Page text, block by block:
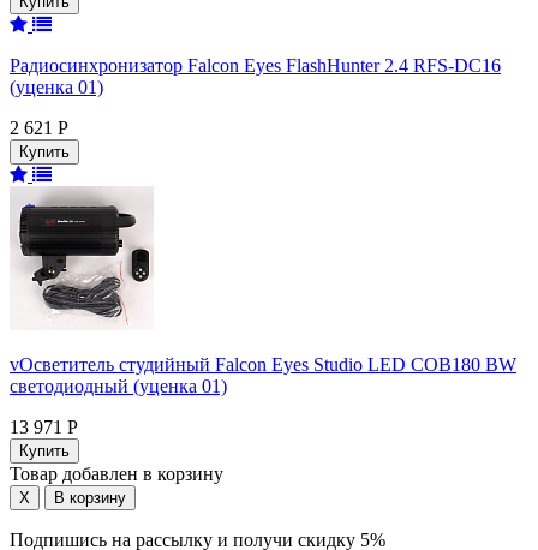
Радиосинхронизатор Falcon Eyes FlashHunter 2.4 RFS-DC16
(уценка 01)
2 621 Р
vОсветитель студийный Falcon Eyes Studio LED COB180 BW
светодиодный (уценка 01)
13 971 Р
Товар добавлен в корзину
Подпишись на рассылку и получи скидку 5%